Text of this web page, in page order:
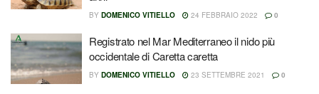
BY DOMENICO VITIELLO 24 FEBBRAIO 2022 0
Registrato nel Mar Mediterraneo il nido più
occidentale di Caretta caretta
BY DOMENICO VITIELLO 23 SETTEMBRE 2021 0